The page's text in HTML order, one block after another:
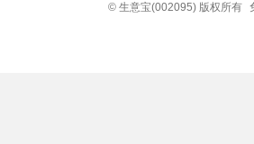
© 生意宝(002095) 版权所有